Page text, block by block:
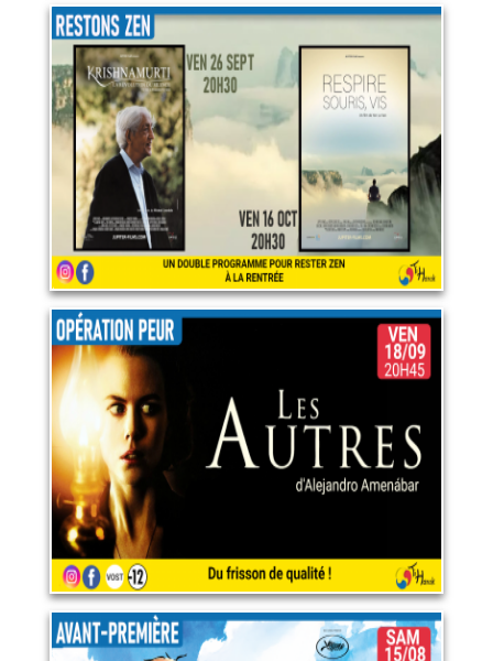
En cette rentrée, restons zen!
16 octobre 2026
LIRE PLUS
Opération peur : "Les autres"
18 septembre 2026
LIRE PLUS
Le corset